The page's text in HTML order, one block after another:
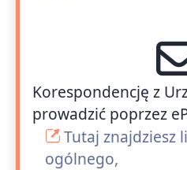
Korespondencję z
prowadzić poprzez
Tutaj znajdziesz
ogólnego,